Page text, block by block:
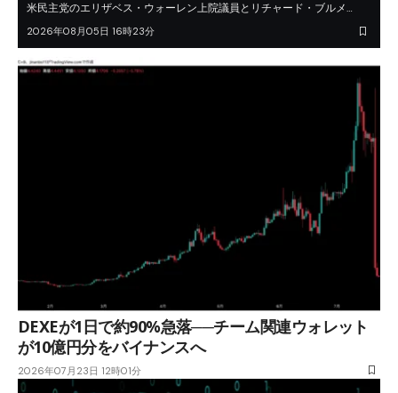
米民主党のエリザベス・ウォーレン上院議員とリチャード・ブルメ…
2026年08月05日 16時23分
DEXEが1日で約90%急落──チーム関連ウォレット
が10億円分をバイナンスへ
2026年07月23日 12時01分